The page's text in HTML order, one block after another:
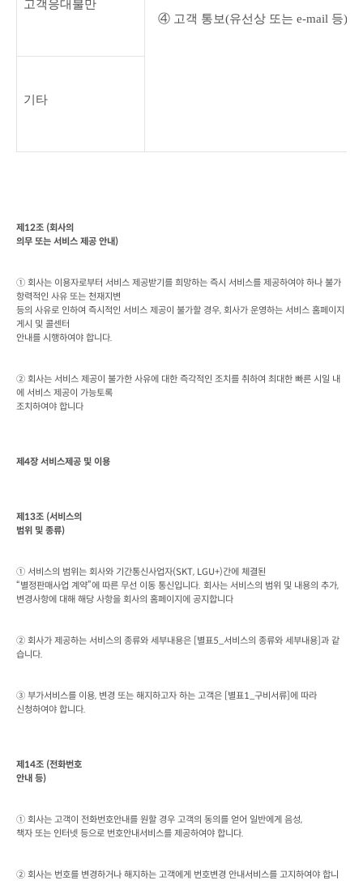
④ 고객 통보(유선상 또는 e-mail 등)
고객응대불만
기타
제 12조 (회사의
의무 또는 서비스 제공 안내 )
① 회사는 이용자로부터 서비스 제공받기를 희망하는 즉시 서비스를 제공하여야 하나 불가
항력적인 사유 또는 천재지변
등의 사유로 인하여 즉시적인 서비스 제공이 불가할 경우, 회사가 운영하는 서비스 홈페이지
게시 및 콜센터
안내를 시행하여야 합니다.
② 회사는 서비스 제공이 불가한 사유에 대한 즉각적인 조치를 취하여 최대한 빠른 시일 내
에 서비스 제공이 가능토록
조치하여야 합니다
제 4장 서비스제공 및 이용
제 13조 (서비스의
범위 및 종류)
① 서비스의 범위는 회사와 기간통신사업자(SKT, LGU+)간에 체결된
“별정판매사업 계약”에 따른 무선 이동 통신입니다. 회사는 서비스의 범위 및 내용의 추가
변경사항에 대해 해당 사항을 회사의 홈페이지에 공지합니다
② 회사가 제공하는 서비스의 종류와 세부내용은 별표5_ 서비스의 종류와 세부내용 과 같
습니다.
③ 부가서비스를 이용, 변경 또는 해지하고자 하는 고객은 별표1_ 구비서류 에 따라
신청하여야 합니다.
제 14조 (전화번호
안내 등)
① 회사는 고객이 전화번호안내를 원할 경우 고객의 동의를 얻어 일반에게 음성
책자 또는 인터넷 등으로 번호안내서비스를 제공하여야 합니다.
② 회사는 번호를 변경하거나 해지하는 고객에게 번호변경 안내서비스를 고지하여야 합니